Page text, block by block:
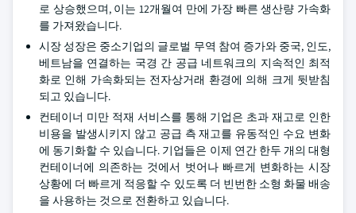
로 상승했으며, 이는 12개월여 만에 가장 빠른 생산량 가속화
를 가져왔습니다.
시장 성장은 중소기업의 글로벌 무역 참여 증가와 중국, 인도,
베트남을 연결하는 국경 간 공급 네트워크의 지속적인 최적
화로 인해 가속화되는 전자상거래 환경에 의해 크게 뒷받침
되고 있습니다.
컨테이너 미만 적재 서비스를 통해 기업은 초과 재고로 인한
비용을 발생시키지 않고 공급 측 재고를 유동적인 수요 변화
에 동기화할 수 있습니다. 기업들은 이제 연간 한두 개의 대형
컨테이너에 의존하는 것에서 벗어나 빠르게 변화하는 시장
상황에 더 빠르게 적응할 수 있도록 더 빈번한 소형 화물 배송
을 사용하는 것으로 전환하고 있습니다.